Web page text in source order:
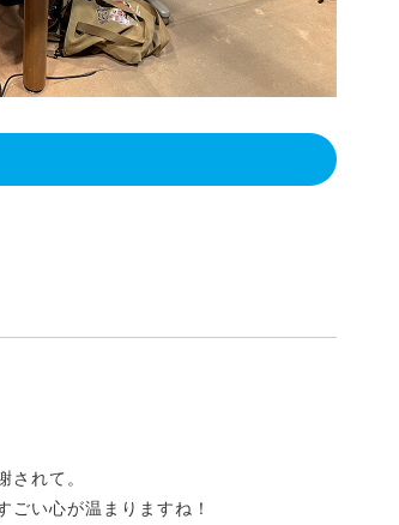
されて。
い心が温まりますね！